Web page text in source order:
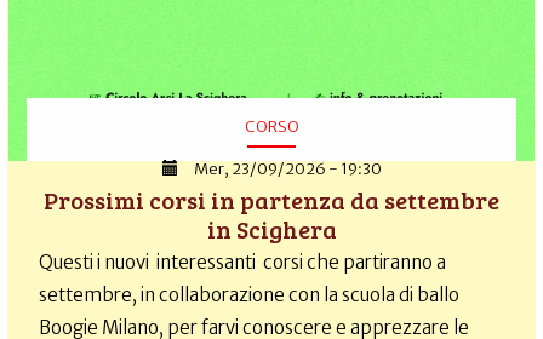
CORSO
Mer, 23/09/2026 - 19:30
Prossimi corsi in partenza da settembre
in Scighera
Questi i nuovi interessanti corsi che partiranno a
settembre, in collaborazione con la scuola di ballo
Boogie Milano, per farvi conoscere e apprezzare le